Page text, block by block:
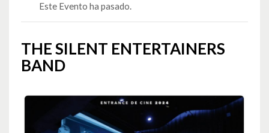
Este Evento ha pasado.
THE SILENT ENTERTAINERS
BAND